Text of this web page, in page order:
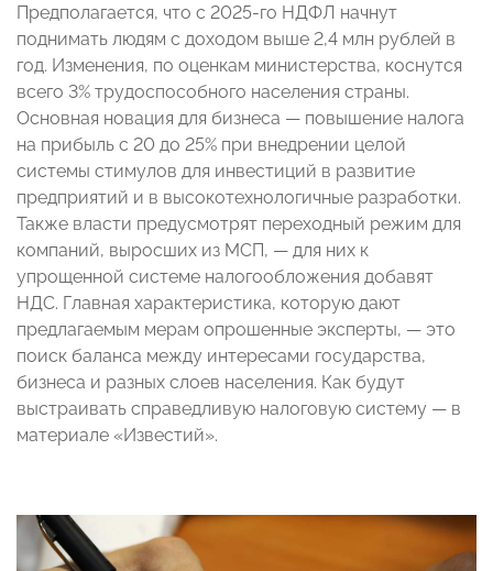
Предполагается, что с 2025-го НДФЛ начнут
поднимать людям с доходом выше 2,4 млн рублей в
год. Изменения, по оценкам министерства, коснутся
всего 3% трудоспособного населения страны.
Основная новация для бизнеса — повышение налога
на прибыль с 20 до 25% при внедрении целой
системы стимулов для инвестиций в развитие
предприятий и в высокотехнологичные разработки.
Также власти предусмотрят переходный режим для
компаний, выросших из МСП, — для них к
упрощенной системе налогообложения добавят
НДС. Главная характеристика, которую дают
предлагаемым мерам опрошенные эксперты, — это
поиск баланса между интересами государства,
бизнеса и разных слоев населения. Как будут
выстраивать справедливую налоговую систему — в
материале «Известий».